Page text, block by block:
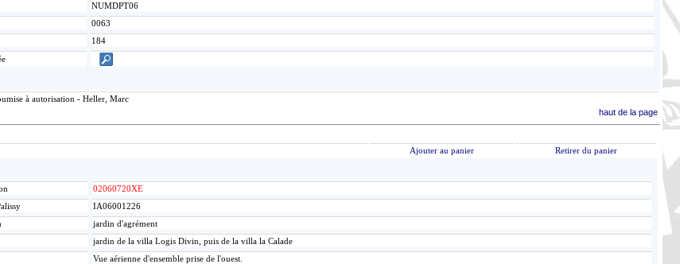
NUMDPT06
0063
184
à autorisation - Heller, Marc
haut de la page
Ajouter au panier Retirer du panier
02060720XE
IA06001226
jardin d'agrément
jardin de la villa Logis Divin, puis de la villa la Calade
Vue aérienne d'ensemble prise de l'ouest.